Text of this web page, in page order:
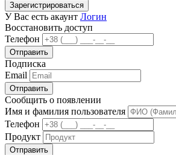
Зарегистрироваться
У Вас есть акаунт Логин
Восстановить доступ
Телефон
Отправить
Подписка
Email
Отправить
Сообщить о появлении
Имя и фамилия пользователя
Телефон
Продукт
Отправить